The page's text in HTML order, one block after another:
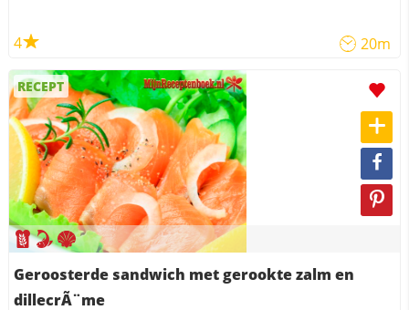
4 20m
RECEPT
Geroosterde sandwich met gerookte zalm en
dillecrÃ¨me